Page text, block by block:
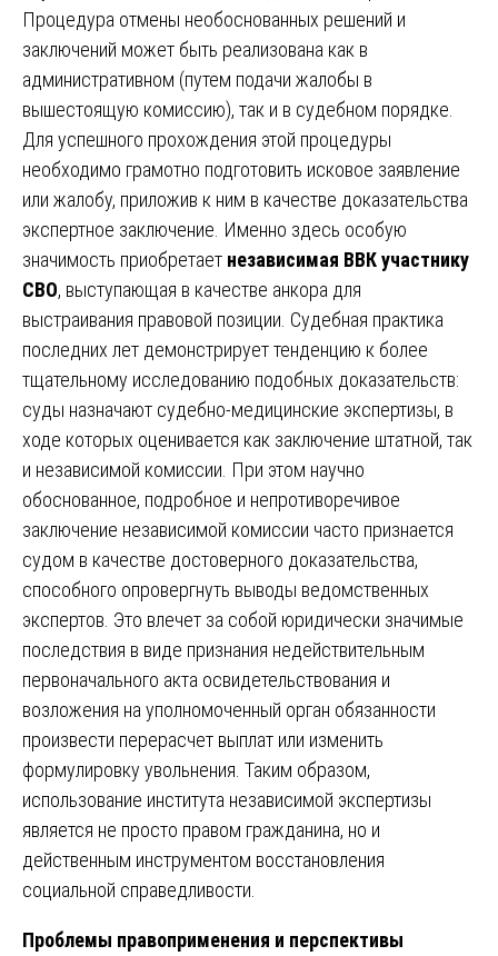
Процедура отмены необоснованных решений и
заключений может быть реализована как в
административном (путем подачи жалобы в
вышестоящую комиссию), так и в судебном порядке.
Для успешного прохождения этой процедуры
необходимо грамотно подготовить исковое заявление
или жалобу, приложив к ним в качестве доказательства
экспертное заключение. Именно здесь особую
значимость приобретает независимая ВВК участнику
СВО, выступающая в качестве анкора для
выстраивания правовой позиции. Судебная практика
последних лет демонстрирует тенденцию к более
тщательному исследованию подобных доказательств:
суды назначают судебно-медицинские экспертизы, в
ходе которых оценивается как заключение штатной, так
и независимой комиссии. При этом научно
обоснованное, подробное и непротиворечивое
заключение независимой комиссии часто признается
судом в качестве достоверного доказательства,
способного опровергнуть выводы ведомственных
экспертов. Это влечет за собой юридически значимые
последствия в виде признания недействительным
первоначального акта освидетельствования и
возложения на уполномоченный орган обязанности
произвести перерасчет выплат или изменить
формулировку увольнения. Таким образом,
использование института независимой экспертизы
является не просто правом гражданина, но и
действенным инструментом восстановления
социальной справедливости.
Проблемы правоприменения и перспективы